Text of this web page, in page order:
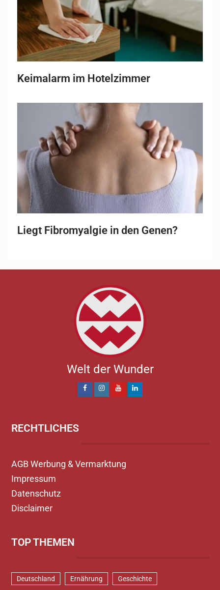
Keimalarm im Hotelzimmer
Liegt Fibromyalgie in den Genen?
Welt der Wunder
RECHTLICHES
AGB Werbung & Vermarktung
Impressum
Datenschutz
Disclaimer
TOP THEMEN
Deutschland Ernährung Geschichte